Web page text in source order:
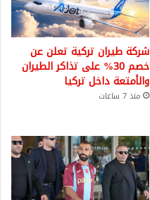
شركة طيران تركية تعلن عن
خصم 30% على تذاكر الطيران
والأمتعة داخل تركيا
منذ 7 ساعات